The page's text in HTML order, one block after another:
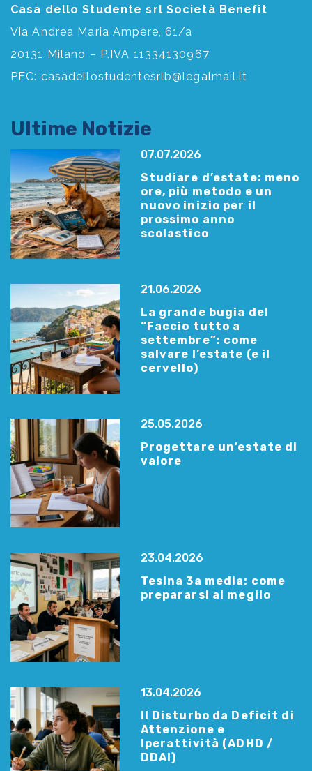
Casa dello Studente srl Società Benefit
Via Andrea Maria Ampère, 61/a
20131 Milano – P.IVA 11334130967
PEC: casadellostudentesrlb@legalmail.it
Ultime Notizie
07.07.2026
Studiare d’estate: meno
ore, più metodo e un
nuovo inizio per il
prossimo anno
scolastico
21.06.2026
La grande bugia del
“Faccio tutto a
settembre”: come
salvare l’estate (e il
cervello)
25.05.2026
Progettare un’estate di
valore
23.04.2026
Tesina 3a media: come
prepararsi al meglio
13.04.2026
Il Disturbo da Deficit di
Attenzione e
Iperattività (ADHD /
DDAI)